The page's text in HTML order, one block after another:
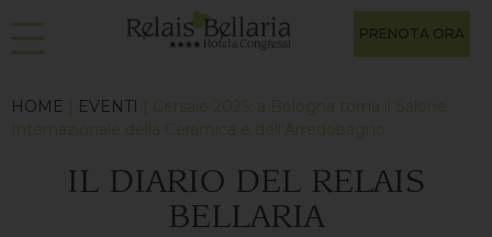
PRENOTA ORA
HOME | EVENTI | Cersaie 2025: a Bologna torna il Salone
Internazionale della Ceramica e dell’Arredobagno
IL DIARIO DEL RELAIS
BELLARIA